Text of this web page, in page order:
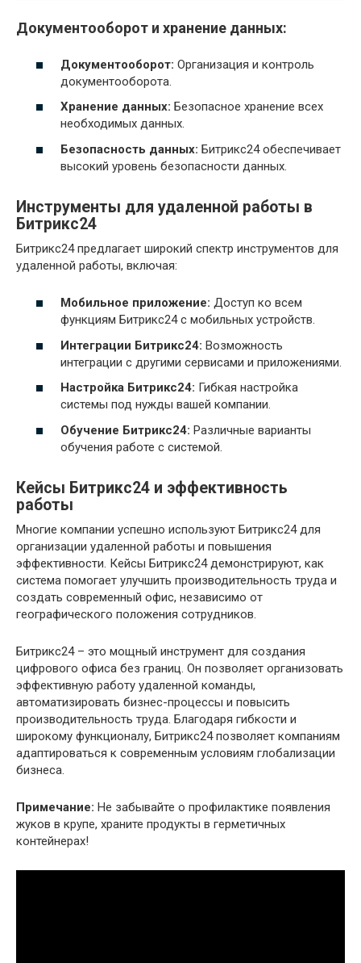
Документооборот и хранение данных:
Документооборот: Организация и контроль
документооборота.
Хранение данных: Безопасное хранение всех
необходимых данных.
Безопасность данных: Битрикс24 обеспечивает
высокий уровень безопасности данных.
Инструменты для удаленной работы в
Битрикс24
Битрикс24 предлагает широкий спектр инструментов для
удаленной работы, включая:
Мобильное приложение: Доступ ко всем
функциям Битрикс24 с мобильных устройств.
Интеграции Битрикс24: Возможность
интеграции с другими сервисами и приложениями.
Настройка Битрикс24: Гибкая настройка
системы под нужды вашей компании.
Обучение Битрикс24: Различные варианты
обучения работе с системой.
Кейсы Битрикс24 и эффективность
работы
Многие компании успешно используют Битрикс24 для
организации удаленной работы и повышения
эффективности. Кейсы Битрикс24 демонстрируют, как
система помогает улучшить производительность труда и
создать современный офис, независимо от
географического положения сотрудников.
Битрикс24 – это мощный инструмент для создания
цифрового офиса без границ. Он позволяет организовать
эффективную работу удаленной команды,
автоматизировать бизнес-процессы и повысить
производительность труда. Благодаря гибкости и
широкому функционалу, Битрикс24 позволяет компаниям
адаптироваться к современным условиям глобализации
бизнеса.
Примечание: Не забывайте о профилактике появления
жуков в крупе, храните продукты в герметичных
контейнерах!